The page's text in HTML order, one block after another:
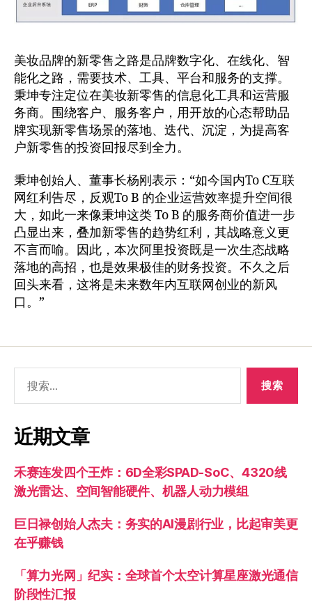
美妆品牌的新零售之路是品牌数字化、在线化、智
能化之路，需要技术、工具、平台和服务的支撑。
秉坤专注定位在美妆新零售的信息化工具和运营服
务商。围绕客户、服务客户，用开放的心态帮助品
牌实现新零售场景的落地、迭代、沉淀，为提高客
户新零售的投资回报尽到全力。
秉坤创始人、董事长杨刚表示：“如今国内To C互联
网红利告尽，反观To B 的企业运营效率提升空间很
大，如此一来像秉坤这类 To B 的服务商价值进一步
凸显出来，叠加新零售的趋势红利，其战略意义更
不言而喻。因此，本次阿里投资既是一次生态战略
落地的高招，也是效果极佳的财务投资。不久之后
回头来看，这将是未来数年内互联网创业的新风
口。”
近期文章
禾赛连发四个王炸：6D全彩SPAD-SoC、4320线
激光雷达、空间智能硬件、机器人动力模组
巨日禄创始人杰夫：务实的AI漫剧行业，比起审美更
在乎赚钱
「算力光网」纪实：全球首个太空计算星座激光通信
阶段性汇报